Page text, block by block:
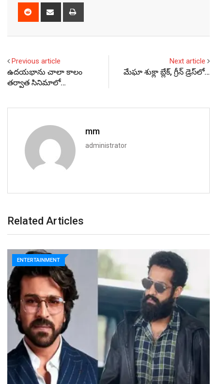
Reddit
Share
Previous article
ఉదయభాను చాలా కాలం
తర్వాత సినిమాలో…
Next article
మేఘా శుక్లా బ్లేక్, గ్రీన్ డ్రెస్‌లో…
mm
administrator
Related Articles
ENTERTAINMENT